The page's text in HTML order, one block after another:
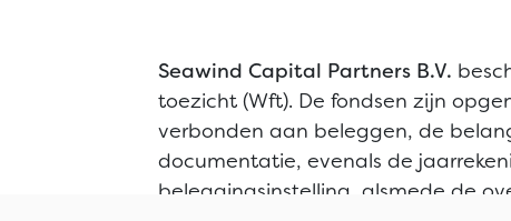
Seawind Capital Partners B.V.
toezicht (Wft). De fondsen zijn
verbonden aan beleggen, de
documentatie, evenals de
beleggingsinstelling, alsmede de